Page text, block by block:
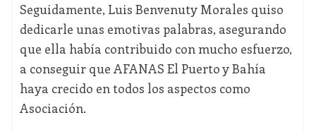
Seguidamente, Luis Benvenuty Morales quiso
dedicarle unas emotivas palabras, asegurando
que ella había contribuido con mucho esfuerzo,
a conseguir que AFANAS El Puerto y Bahía
haya crecido en todos los aspectos como
Asociación.